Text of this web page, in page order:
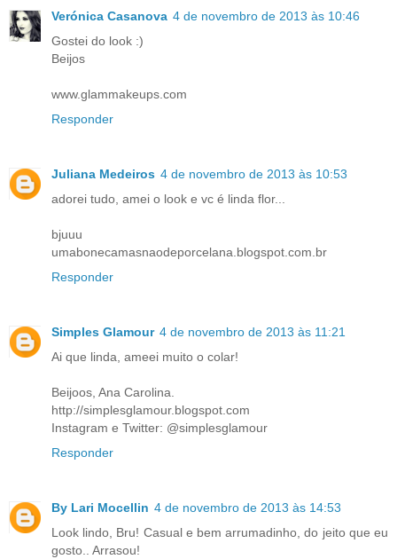
Verónica Casanova 4 de novembro de 2013 às 10:46
Gostei do look :)
Beijos
www.glammakeups.com
Responder
Juliana Medeiros 4 de novembro de 2013 às 10:53
adorei tudo, amei o look e vc é linda flor...
bjuuu
umabonecamasnaodeporcelana.blogspot.com.br
Responder
Simples Glamour 4 de novembro de 2013 às 11:21
Ai que linda, ameei muito o colar!
Beijoos, Ana Carolina.
http://simplesglamour.blogspot.com
Instagram e Twitter: @simplesglamour
Responder
By Lari Mocellin 4 de novembro de 2013 às 14:53
Look lindo, Bru! Casual e bem arrumadinho, do jeito que eu
gosto.. Arrasou!